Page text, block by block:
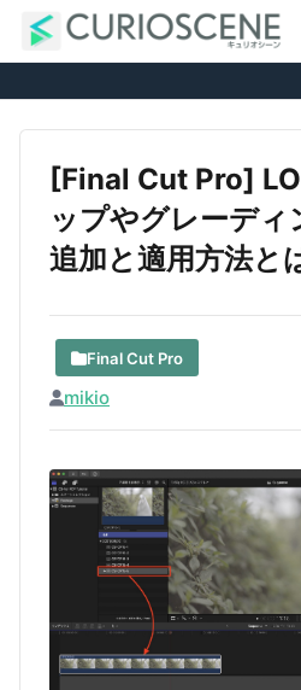
[Final Cut Pro]
ップやグレーディ
追加と適用方法と
Final Cut Pro
mikio